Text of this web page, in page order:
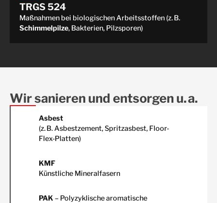
TRGS 524
Maßnahmen bei biologischen Arbeitsstoffen (z. B.
Schimmelpilze, Bakterien, Pilzsporen)
Wir sanieren und entsorgen u. a.
Asbest
(z. B. Asbestzement, Spritzasbest, Floor-
Flex-Platten)
KMF
Künstliche Mineralfasern
PAK– Polyzyklische aromatische